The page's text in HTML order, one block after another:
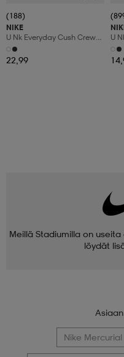
(188)
NIKE
U Nk Everyday Cush Crew
6pr-Bd
22,99
U
3pr
Meillä Stadiumilla on
löydät
Nike Mercurial